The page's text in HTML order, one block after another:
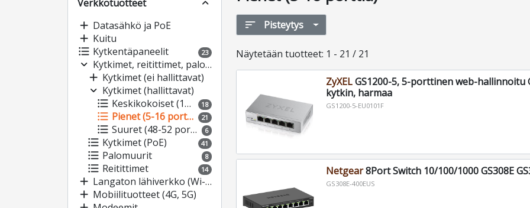
Verkkotuotteet
expand_less
add Datasähkö ja PoE
add Kuitu
format_list_bulleted Kytkentäpaneelit 23
expand_more Kytkimet, reitittimet, palomuurit
add Kytkimet (ei hallittavat)
expand_more Kytkimet (hallittavat)
format_list_bulleted Keskikokoiset (18-28 porttia) 18
format_list_bulleted Pienet (5-16 porttia) 21
format_list_bulleted Suuret (48-52 porttia) 6
format_list_bulleted Kytkimet (PoE) 41
format_list_bulleted Palomuurit 8
format_list_bulleted Reitittimet 14
add Langaton lähiverkko (Wi-Fi)
add Mobiilituotteet (4G, 5G)
sort Pisteytys
Näytetään tuotteet: 1 - 21 / 21
ZyXELGS1200-5, 5-porttinen web-hallinnoitu
kytkin, harmaa
GS1200-5-EU0101F
Netgear8Port Switch 10/100/1000 GS308E
GS308E-400EUS